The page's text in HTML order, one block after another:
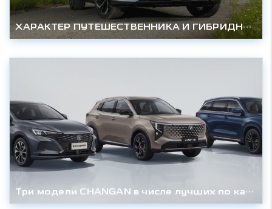
ХАРАКТЕР ПУТЕШЕСТВЕННИКА И ГИБРИДНАЯ МОЩЬ DEEPAL S07 УЖЕ В РОССИИ
Три модели CHANGAN в числе лучших по качеству в Китае по версии J.D. Power